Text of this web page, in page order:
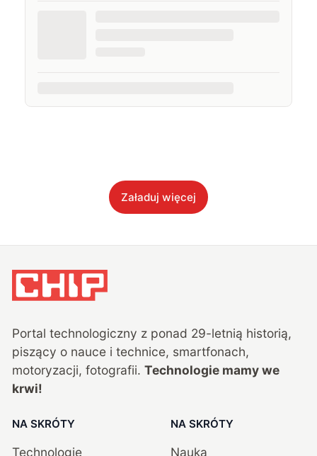
Załaduj więcej
Portal technologiczny z ponad 29-letnią historią,
piszący o nauce i technice, smartfonach,
motoryzacji, fotografii. Technologie mamy we
krwi!
NA SKRÓTY
Technologie
NA SKRÓTY
Nauka